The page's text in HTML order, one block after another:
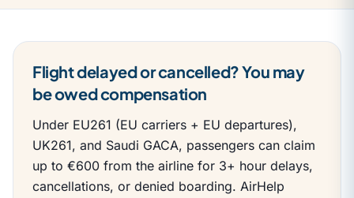
Flight delayed or cancelled? You may
be owed compensation
Under EU261 (EU carriers + EU departures),
UK261, and Saudi GACA, passengers can claim
up to €600 from the airline for 3+ hour delays,
cancellations, or denied boarding. AirHelp